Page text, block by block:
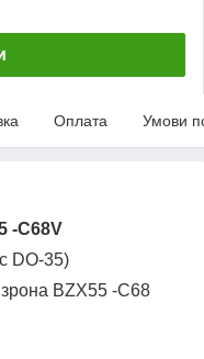
Оплата Умови
-C68V
DO-35)
BZX55 -C68